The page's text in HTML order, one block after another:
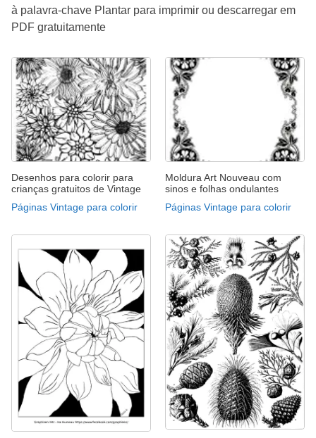
à palavra-chave Plantar para imprimir ou descarregar em
PDF gratuitamente
Desenhos para colorir para
crianças gratuitos de Vintage
Páginas Vintage para colorir
Moldura Art Nouveau com
sinos e folhas ondulantes
Páginas Vintage para colorir